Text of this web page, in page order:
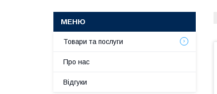
Товари та послуги
Про нас
Відгуки